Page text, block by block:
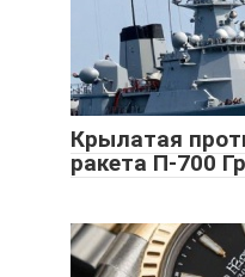
Крылатая
ракета П-700